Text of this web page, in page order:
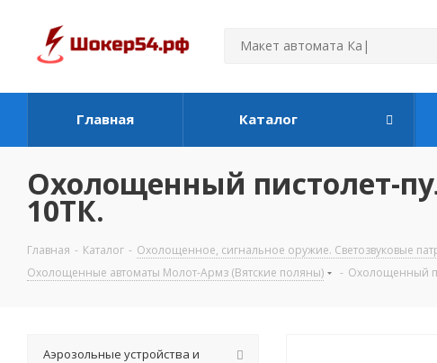
Главная Каталог
Охолощенный пистолет-
10ТК.
Главная - Каталог - Охолощенное, сигнальное оружие. Светозвуковые
Охолощенные автоматы Молот-Армз (Вятские поляны)
- Охолощенный
Аэрозольные устройства и